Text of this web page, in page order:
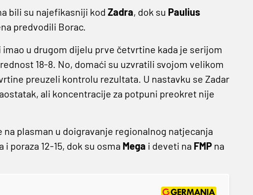
bili su najefikasniji kod Zadra, dok su Paulius
predvodili Borac.
u drugom dijelu prve četvrtine kada je serijom
18-8. No, domaći su uzvratili svojom velikom
preuzeli kontrolu rezultata. U nastavku se Zadar
ali koncentracije za potpuni preokret nije
na plasman u doigravanje regionalnog natjecanja
poraza 12-15, dok su osma Mega i deveti na FMP na